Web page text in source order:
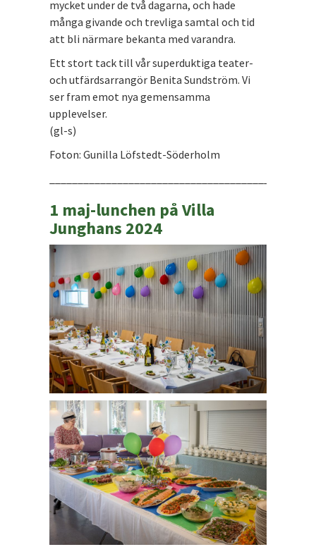
mycket under de två dagarna, och hade
många givande och trevliga samtal och tid
att bli närmare bekanta med varandra.
Ett stort tack till vår superduktiga teater-
och utfärdsarrangör Benita Sundström. Vi
ser fram emot nya gemensamma
upplevelser.
(gl-s)
Foton: Gunilla Löfstedt-Söderholm
1 maj-lunchen på Villa
Junghans 2024